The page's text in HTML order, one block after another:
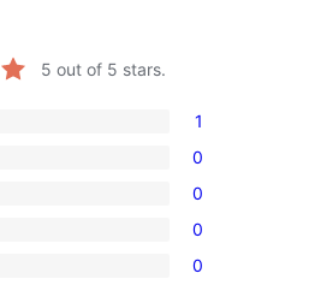
5 out of 5 stars.
1
0
0
0
0